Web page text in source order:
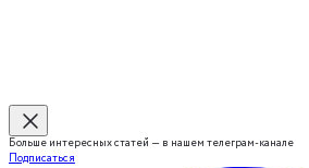
Больше интересных статей — в нашем телеграм-канале
Подписаться